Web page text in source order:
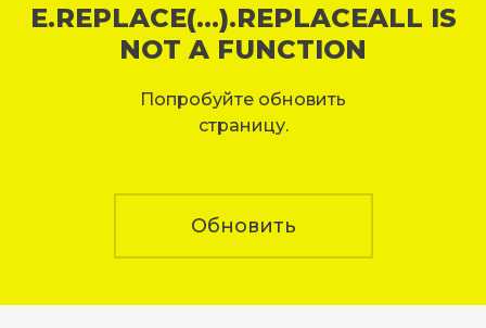
E.REPLACE(...).REPLACEALL IS
NOT A FUNCTION
Попробуйте обновить
страницу.
Обновить